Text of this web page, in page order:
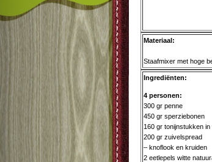
Materiaal:
Staafmixer met hoge
Ingrediënten:
4 personen:
300 gr penne
450 gr sperziebonen
160 gr tonijnstukken in
200 gr zuivelspread
– knoflook en kruiden
2 eetlepels witte